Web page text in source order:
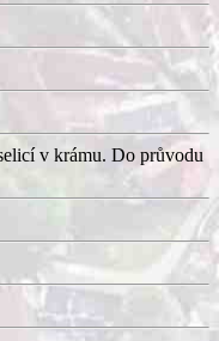
v krámu. Do průvodu